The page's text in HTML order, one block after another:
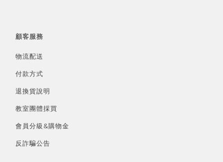
顧客服務
物流配送
付款方式
退換貨說明
教室團體採買
會員分級&購物金
反詐騙公告